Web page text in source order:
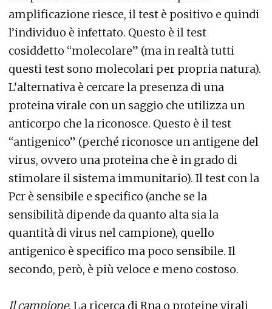
amplificazione riesce, il test è positivo e quindi
l’individuo è infettato. Questo è il test
cosiddetto “molecolare” (ma in realtà tutti
questi test sono molecolari per propria natura).
L’alternativa è cercare la presenza di una
proteina virale con un saggio che utilizza un
anticorpo che la riconosce. Questo è il test
“antigenico” (perché riconosce un antigene del
virus, ovvero una proteina che è in grado di
stimolare il sistema immunitario). Il test con la
Pcr è sensibile e specifico (anche se la
sensibilità dipende da quanto alta sia la
quantità di virus nel campione), quello
antigenico è specifico ma poco sensibile. Il
secondo, però, è più veloce e meno costoso.
Il campione. La ricerca di Rna o proteine virali